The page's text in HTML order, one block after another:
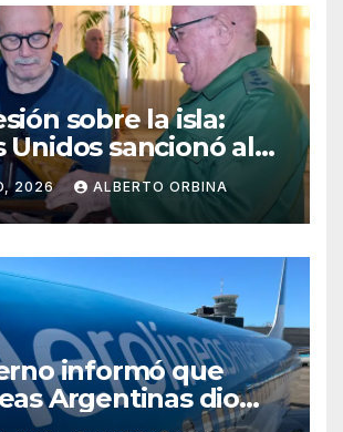
sobre la isla:
Unidos sancionó al
de las Fuerzas
y a la cúpula de la
militar de Cuba
2026 ALBERTO ORBINA
informó que
Argentinas dio